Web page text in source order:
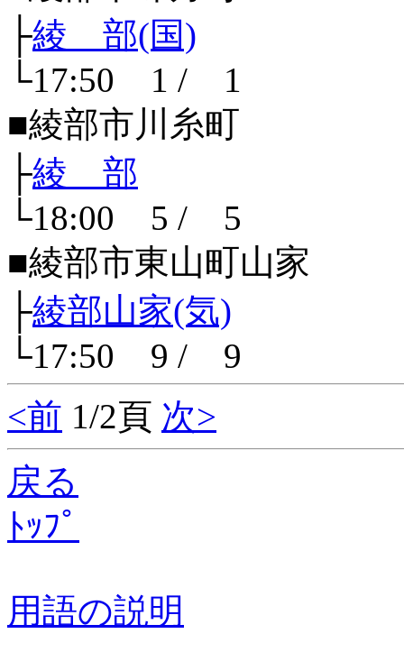
├綾 部(国)
└17:50 1 / 1
■綾部市川糸町
├綾 部
└18:00 5 / 5
■綾部市東山町山家
├綾部山家(気)
└17:50 9 / 9
<前 1/2頁 次>
戻る
ﾄｯﾌﾟ
用語の説明